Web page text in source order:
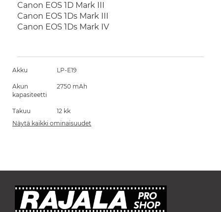
Canon EOS 1D Mark III
Canon EOS 1Ds Mark III
Canon EOS 1Ds Mark IV
Akku LP-E19
Akun
kapasiteetti
2750 mAh
Takuu
12 kk
Näytä kaikki ominaisuudet